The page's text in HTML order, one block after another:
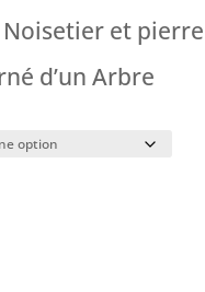
et pierre
d’un Arbre